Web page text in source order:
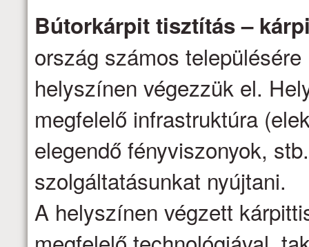
Bútorkárpit tisztítás –
ország számos
helyszínen végezzük el.
megfelelő infrastruktúra
elegendő fényviszonyok,
szolgáltatásunkat nyújtani.
A helyszínen végzett